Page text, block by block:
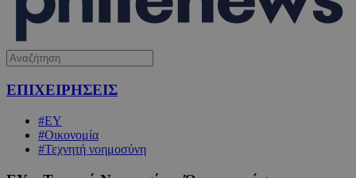
ΕΠΙΧΕΙΡΗΣΕΙΣ
#EY
#Οικονομία
#Τεχνητή νοημοσύνη